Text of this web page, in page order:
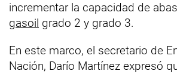
incrementar la capacidad de
gasoil grado 2 y grado 3.
En este marco, el secretario de
Nación, Darío Martínez expresó